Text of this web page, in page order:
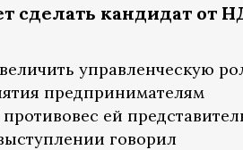
сделать кандидат от
управленческую
предпринимателям
ей
говорил